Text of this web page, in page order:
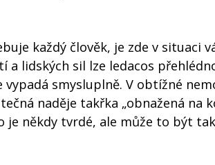
každý člověk, je zde v situaci
a lidských sil lze ledacos
smysluplně. V obtížné
naděje takřka „obnažená na
je někdy tvrdé, ale může to být